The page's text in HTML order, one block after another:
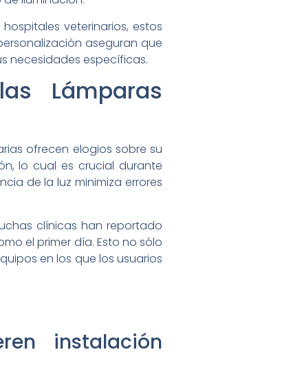
veterinarios, estos
aseguran que
necesidades específicas.
Lámparas
ofrecen elogios sobre su
lo cual es crucial durante
de la luz minimiza errores
clínicas han reportado
el primer día. Esto no sólo
en los que los usuarios
instalación